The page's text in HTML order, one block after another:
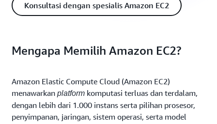
Konsultasi dengan spesialis Amazon EC2
Mengapa Memilih Amazon EC2?
Amazon Elastic Compute Cloud (Amazon EC2)
menawarkan platform komputasi terluas dan terdalam,
dengan lebih dari 1.000 instans serta pilihan prosesor,
penyimpanan, jaringan, sistem operasi, serta model